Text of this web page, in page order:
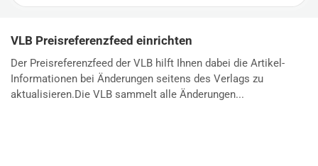
For
VLB Preisreferenzfeed einrichten
Der Preisreferenzfeed der VLB hilft Ihnen dabei die Artikel-
Informationen bei Änderungen seitens des Verlags zu
aktualisieren.Die VLB sammelt alle Änderungen...